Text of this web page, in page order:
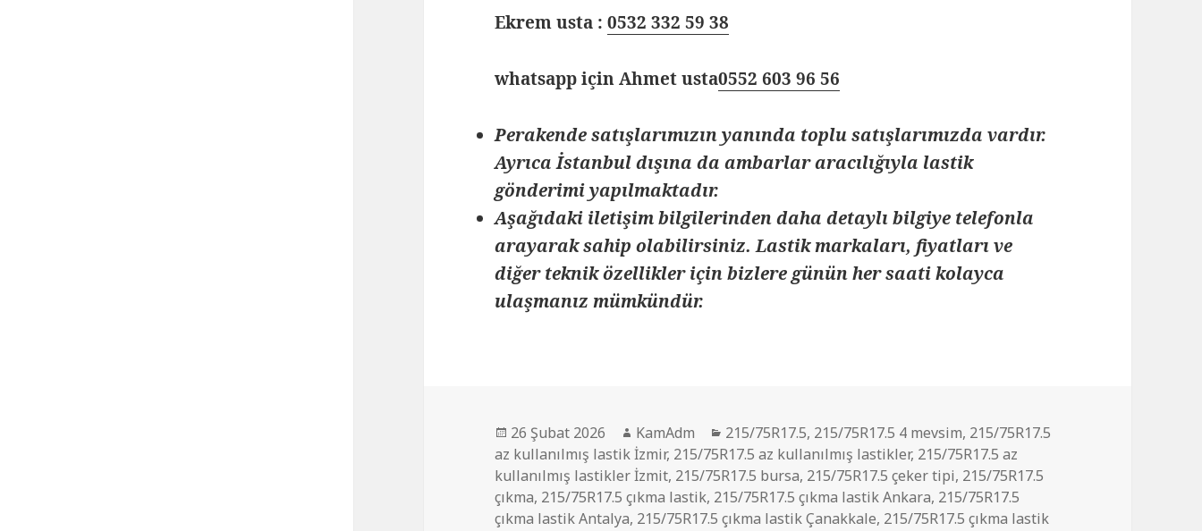
Ekrem usta :0532 332 59 38
whatsapp için Ahmet usta0552 603 96 56
Perakende satışlarımızın yanında toplu satışlarımızda vardır.
Ayrıca İstanbul dışına da ambarlar aracılığıyla lastik
gönderimi yapılmaktadır.
Aşağıdaki iletişim bilgilerinden daha detaylı bilgiye telefonla
arayarak sahip olabilirsiniz. Lastik markaları, fiyatları ve
diğer teknik özellikler için bizlere günün her saati kolayca
ulaşmanız mümkündür.
Yayın
tarihi
26 Şubat 2026 Yazar
KamAdm Kategoriler
215/75R17.5, 215/75R17.5 4 mevsim, 215/75R17.5
az kullanılmış lastik İzmir, 215/75R17.5 az kullanılmış lastikler, 215/75R17.5 az
kullanılmış lastikler İzmit, 215/75R17.5 bursa, 215/75R17.5 çeker tipi, 215/75R17.5
çıkma, 215/75R17.5 çıkma lastik, 215/75R17.5 çıkma lastik Ankara, 215/75R17.5
çıkma lastik Antalya, 215/75R17.5 çıkma lastik Çanakkale, 215/75R17.5 çıkma lastik